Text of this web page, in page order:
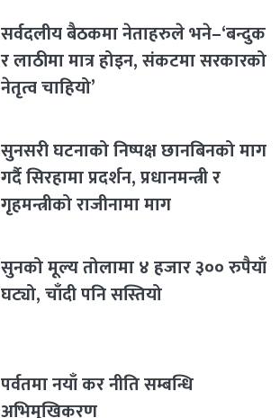
सर्वदलीय बैठकमा नेताहरुले भने–‘बन्दुक
र लाठीमा मात्र होइन, संकटमा सरकारको
नेतृत्व चाहियो’
सुनसरी घटनाको निष्पक्ष छानबिनको माग
गर्दै सिरहामा प्रदर्शन, प्रधानमन्त्री र
गृहमन्त्रीको राजीनामा माग
सुनको मूल्य तोलामा ४ हजार ३०० रुपैयाँ
घट्यो, चाँदी पनि सस्तियो
पर्वतमा नयाँ कर नीति सम्बन्धि
अभिमुखिकरण